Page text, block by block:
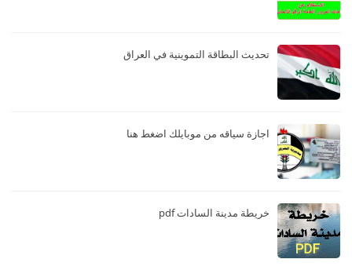
تحديث البطاقة التموينية في العراق
اجازة سياقه من موبايلك اضغط هنا
خريطة مدينة السادات pdf